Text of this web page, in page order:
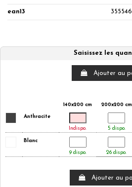
ean13
Saisissez les
Ajouter au
140x200 cm 200x200 cm
Anthracite
Indispo. 5 dispo.
Blanc
9 dispo. 26 dispo.
Ajouter au